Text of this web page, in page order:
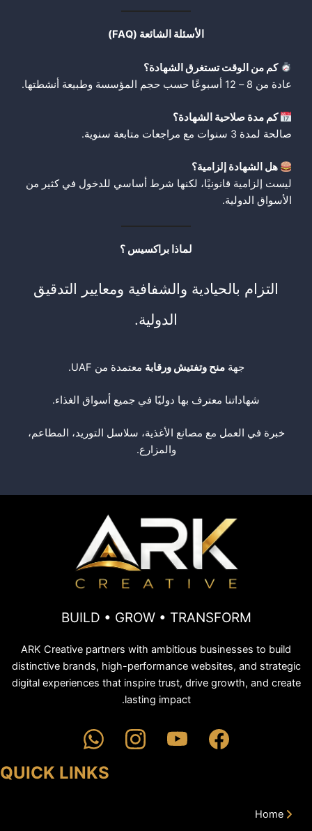
الأسئلة الشائعة (FAQ)
كم من الوقت تستغرق الشهادة؟
عادة من 8 – 12 أسبوعًا حسب حجم المؤسسة وطبيعة أنشطتها.
كم مدة صلاحية الشهادة؟
صالحة لمدة 3 سنوات مع مراجعات متابعة سنوية.
هل الشهادة إلزامية؟
ليست إلزامية قانونيًا، لكنها شرط أساسي للدخول في كثير من
الأسواق الدولية.
لماذا براكسيس ؟
التزام بالحيادية والشفافية ومعايير التدقيق
الدولية.
جهةمنح وتفتيش ورقابة معتمدة من UAF.
شهاداتنا معترف بها دوليًا في جميع أسواق الغذاء.
خبرة في العمل مع مصانع الأغذية، سلاسل التوريد، المطاعم،
والمزارع.
BUILD • GROW • TRANSFORM
ARK Creative partners with ambitious businesses to build
distinctive brands, high-performance websites, and strategic
digital experiences that inspire trust, drive growth, and create
lasting impact.
QUICK LINKS
Home